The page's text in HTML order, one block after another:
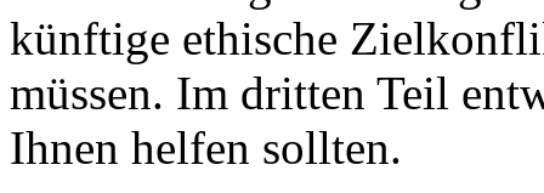
künftige ethische
müssen. Im dritten Teil
Ihnen helfen sollten.